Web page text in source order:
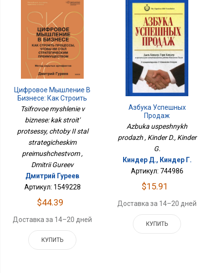
Цифровое Мышление В
Бизнесе: Как Строить
Процессы, Чтобы ИИ
Стал Стратегическим
Преимуществом
Tsifrovoe myshlenie v
biznese: kak stroit'
protsessy, chtoby II stal
strategicheskim
preimushchestvom ,
Dmitrii Gureev
Дмитрий Гуреев
Артикул: 1549228
$44.39
Доставка за 14–20 дней
КУПИТЬ
Азбука Успешных
Продаж
Azbuka uspeshnykh
prodazh , Kinder D., Kinder
G.
Киндер Д., Киндер Г.
Артикул: 744986
$15.91
Доставка за 14–20 дней
КУПИТЬ